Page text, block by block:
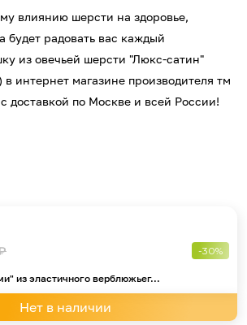
влиянию шерсти на здоровье,
будет радовать вас каждый
из овечьей шерсти "Люкс-сатин"
в интернет магазине производителя тм
доставкой по Москве и всей России!
-30%
из эластичного верблюжьег...
Нет в наличии